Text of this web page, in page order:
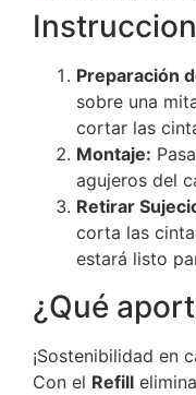
Preparación
sobre una
cortar las
Montaje:
agujeros del
Retirar
corta las
estará listo
¿Qué
¡Sostenibilidad en
Con el Refill